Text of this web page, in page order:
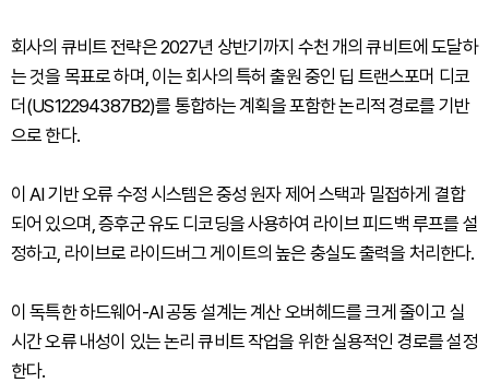
회사의 큐비트 전략은 2027년 상반기까지 수천 개의 큐비트에 도달하
는 것을 목표로 하며, 이는 회사의 특허 출원 중인 딥 트랜스포머 디코
더(US12294387B2)를 통합하는 계획을 포함한 논리적 경로를 기반
으로 한다.
이 AI 기반 오류 수정 시스템은 중성 원자 제어 스택과 밀접하게 결합
되어 있으며, 증후군 유도 디코딩을 사용하여 라이브 피드백 루프를 설
정하고, 라이브로 라이드버그 게이트의 높은 충실도 출력을 처리한다.
이 독특한 하드웨어-AI 공동 설계는 계산 오버헤드를 크게 줄이고 실
시간 오류 내성이 있는 논리 큐비트 작업을 위한 실용적인 경로를 설정
한다.